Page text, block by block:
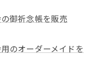
御祈念帳を販売
のオーダーメイドを